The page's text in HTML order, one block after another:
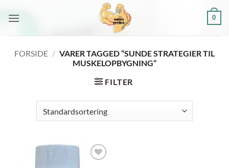
0
FORSIDE / VARER TAGGED “SUNDE STRATEGIER TIL
MUSKELOPBYGNING”
FILTER